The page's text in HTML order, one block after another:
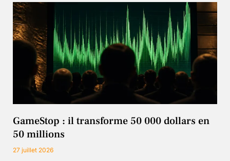
GameStop : il transforme 50 000 dollars en
50 millions
27 juillet 2026